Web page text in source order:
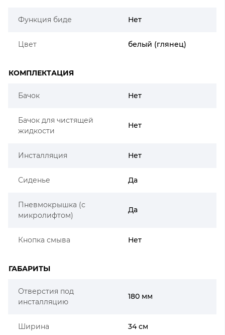
Функция биде Нет
Цвет белый (глянец)
КОМПЛЕКТАЦИЯ
Бачок Нет
Бачок для чистящей
жидкости
Нет
Инсталляция Нет
Сиденье Да
Пневмокрышка (с
микролифтом)
Да
Кнопка смыва Нет
ГАБАРИТЫ
Отверстия под
инсталляцию
180 мм
Ширина 34 см